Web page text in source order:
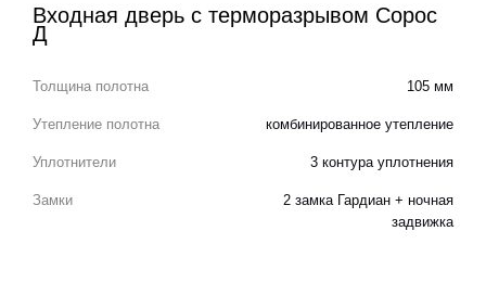
Входная дверь с терморазрывом Сорос
Д
Толщина полотна 105 мм
Утепление полотна комбинированное утепление
Уплотнители 3 контура уплотнения
Замки
2 замка Гардиан + ночная
задвижка